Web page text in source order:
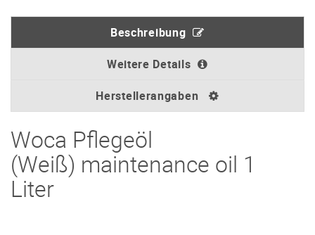
Beschreibung
Weitere Details
Herstellerangaben
Woca Pflegeöl
(Weiß) maintenance oil 1
Liter